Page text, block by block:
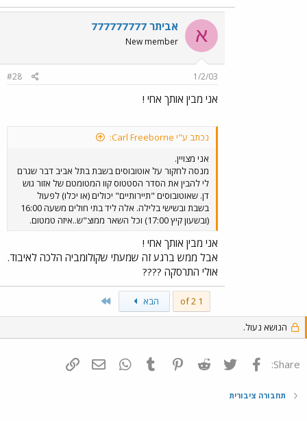
א אביתר 777777777
New member
1/2/03
#28
אני מבין אותך אחי !
נכתב ע"י Carl Freeborne:
אני מצויין.
מנסה לחקור על אוטובוסים בשבת בתל אביב דבר שגרם
לי להבין את הסדר הסטטוס קוו המטומטם של אזור גוש
דן. שאוטובוסים "תיירותיים" יכולים (או יכלו) לפעול
בשבת ובשישי בלילה. אלה ליד בתי חולים משעה 16:00
(ובשעון קיץ 17:00) וכל השאר ממוצ"ש..איזה טמטום.
אני מבין אותך אחי !
אבל ממש ברגע זה שמעתי שקולומביה הלכה לאיבוד.
אולי התרסקה ????
1 of 2 הבא
הנושא נעול.
Share: פייסבוק Twitter
Reddit
Pinterest
Tumblr
WhatsAppדואר אלקטרוני
תחבורה ציבורית